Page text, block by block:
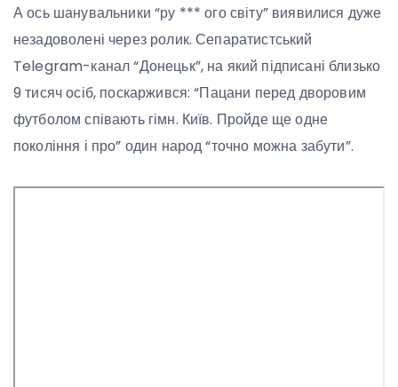
А ось шанувальники “ру *** ого світу” виявилися дуже
незадоволені через ролик. Сепаратистський
Telegram-канал “Донецьк”, на який підписані близько
9 тисяч осіб, поскаржився: “Пацани перед дворовим
футболом співають гімн. Київ. Пройде ще одне
покоління і про” один народ “точно можна забути”.